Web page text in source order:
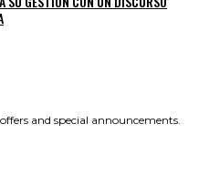
and special announcements.